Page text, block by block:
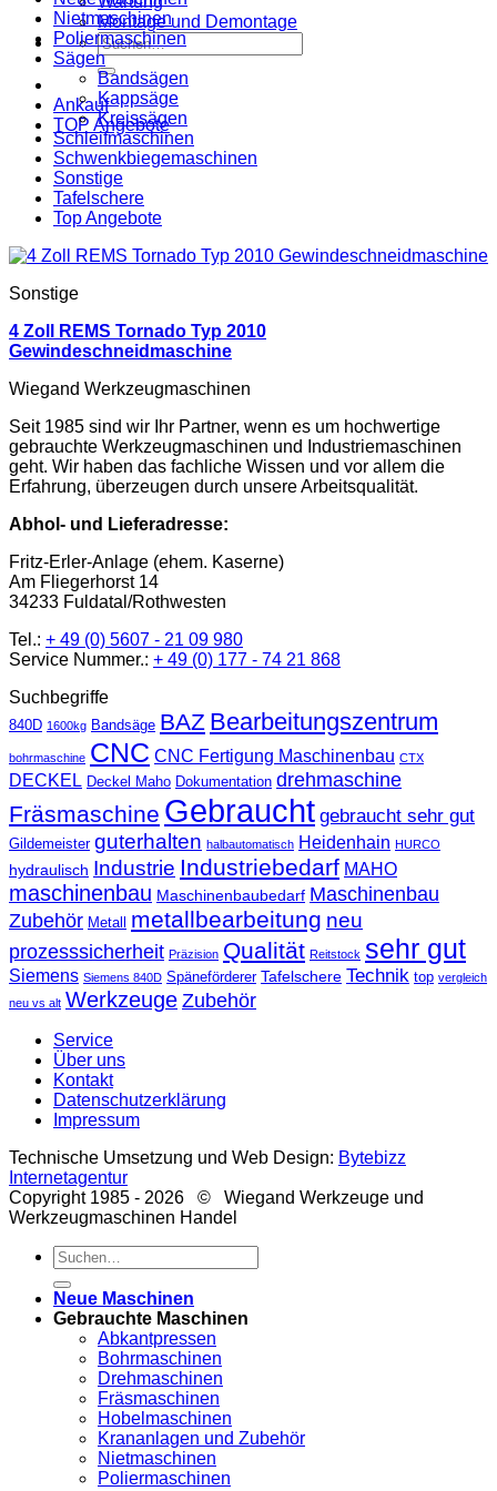
Montage und Demontage
Suche
nach:
Ankauf
TOP Angebote
Nietmaschinen
Poliermaschinen
Sägen
Bandsägen
Kappsäge
Kreissägen
Schleifmaschinen
Schwenkbiegemaschinen
Sonstige
Tafelschere
Top Angebote
Sonstige
4 Zoll REMS Tornado Typ 2010
Gewindeschneidmaschine
Wiegand Werkzeugmaschinen
Seit 1985 sind wir Ihr Partner, wenn es um hochwertige
gebrauchte Werkzeugmaschinen und Industriemaschinen
geht. Wir haben das fachliche Wissen und vor allem die
Erfahrung, überzeugen durch unsere Arbeitsqualität.
Abhol- und Lieferadresse:
Fritz-Erler-Anlage (ehem. Kaserne)
Am Fliegerhorst 14
34233 Fuldatal/Rothwesten
Tel.: + 49 (0) 5607 - 21 09 980
Service Nummer.: + 49 (0) 177 - 74 21 868
Suchbegriffe
840D 1600kg Bandsäge BAZ Bearbeitungszentrum
bohrmaschine CNC CNC Fertigung Maschinenbau CTX
DECKEL Deckel Maho Dokumentation drehmaschine
Fräsmaschine Gebraucht gebraucht sehr gut
Gildemeister guterhalten halbautomatisch Heidenhain HURCO
hydraulisch Industrie Industriebedarf MAHO
maschinenbau Maschinenbaubedarf Maschinenbau
Zubehör Metall metallbearbeitung neu
prozesssicherheit Präzision Qualität Reitstock sehr gut
Siemens Siemens 840D Späneförderer Tafelschere Technik top vergleich
neu vs alt Werkzeuge Zubehör
Service
Über uns
Kontakt
Datenschutzerklärung
Impressum
Technische Umsetzung und Web Design: Bytebizz
Internetagentur
Copyright 1985 - 2026 © Wiegand Werkzeuge und
Werkzeugmaschinen Handel
Suche
nach:
Neue Maschinen
Gebrauchte Maschinen
Abkantpressen
Bohrmaschinen
Drehmaschinen
Fräsmaschinen
Hobelmaschinen
Krananlagen und Zubehör
Nietmaschinen
Poliermaschinen